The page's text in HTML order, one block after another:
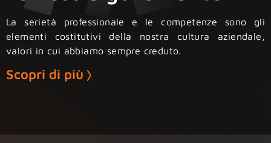
La serietà professionale e le competenze sono gli
elementi costitutivi della nostra cultura aziendale,
valori in cui abbiamo sempre creduto.
Scopri di più